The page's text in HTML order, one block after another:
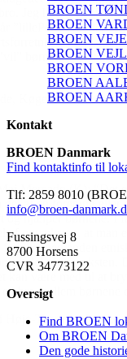
BROEN
BROEN
BROEN
BROEN
BROEN
BROEN
BROEN
Kontakt
BROEN Danmark
Find kontaktinfo til
Tlf: 2859 8010
info@broen-
Fussingsvej 8
8700 Horsens
CVR 34773122
Oversigt
Find BROEN
Om BROEN
Den gode